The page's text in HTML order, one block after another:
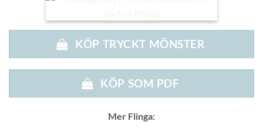
KÖP TRYCKT MÖNSTER
KÖP SOM PDF
Mer Flinga: